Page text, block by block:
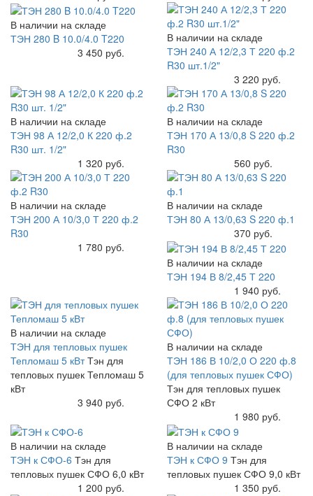
В наличии на складе
ТЭН 280 B 10.0/4.0 T220
3 450 руб.
В наличии на складе
ТЭН 240 А 12/2,3 Т 220 ф.2
R30 шт.1/2"
3 220 руб.
В наличии на складе
ТЭН 98 А 12/2,0 К 220 ф.2
R30 шт. 1/2"
1 320 руб.
В наличии на складе
ТЭН 170 А 13/0,8 S 220 ф.2
R30
560 руб.
В наличии на складе
ТЭН 200 А 10/3,0 Т 220 ф.2
R30
1 780 руб.
В наличии на складе
ТЭН 80 А 13/0,63 S 220 ф.1
370 руб.
В наличии на складе
ТЭН 194 В 8/2,45 Т 220
1 940 руб.
В наличии на складе
ТЭН для тепловых пушек
Тепломаш 5 кВтТэн для
тепловых пушек Тепломаш 5
кВт
3 940 руб.
В наличии на складе
ТЭН 186 В 10/2,0 О 220 ф.8
(для тепловых пушек СФО)
Тэн для тепловых пушек
СФО 2 кВт
1 980 руб.
В наличии на складе
ТЭН к СФО-6 Тэн для
тепловых пушек СФО 6,0 кВт
1 200 руб.
В наличии на складе
ТЭН к СФО 9 Тэн для
тепловых пушек СФО 9,0 кВт
1 350 руб.